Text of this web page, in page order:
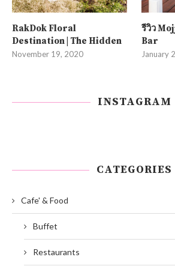
RakDok Floral
Destination | The Hidden
November 19, 2020
รีวิว
Bar
January
INSTAGRAM
CATEGORIES
Cafe' & Food
Buffet
Restaurants